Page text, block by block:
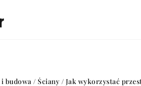
budowa / Ściany / Jak wykorzystać